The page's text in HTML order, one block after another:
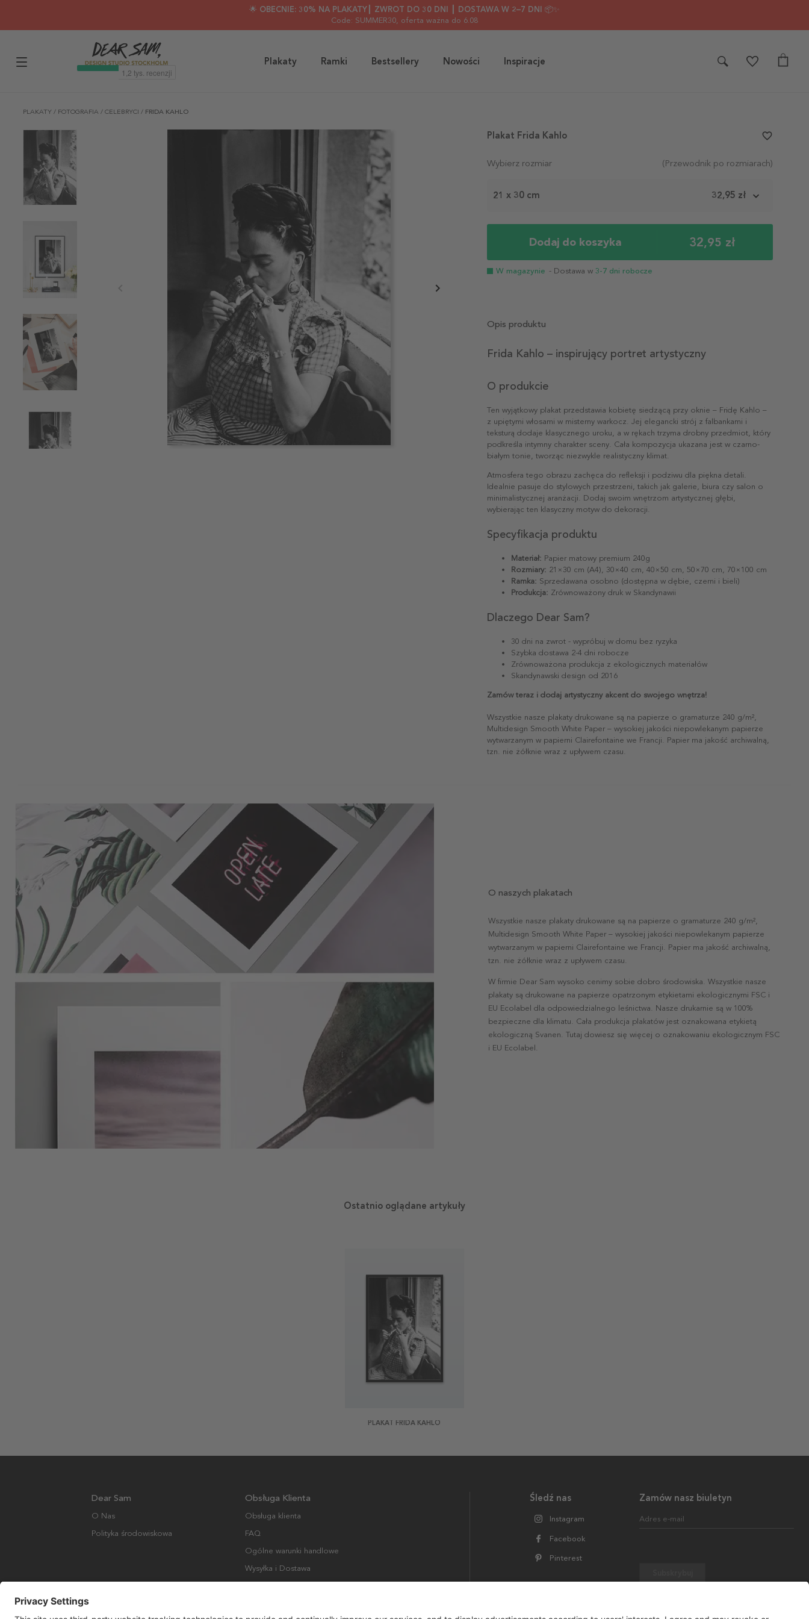
🌟 OBECNIE: 30% NA PLAKATY┃ ZWROT DO 30 DNI ┃ DOSTAWA W 2–7 DNI 📦✨
Code: SUMMER30, oferta ważna do 6.08
Plakaty Ramki Bestsellery Nowości Inspiracje
PLAKATY / FOTOGRAFIA / CELEBRYCI / FRIDA KAHLO
Wybierz rozmiar (Przewodnik po rozmiarach)
21 x 30 cm 32,95 zł
Dodaj do koszyka 32,95 zł
W magazynie - Dostawa w 3-7 dni robocze
Plakat Frida Kahlo favorite_border
Opis produktu
Frida Kahlo – inspirujący portret artystyczny
O produkcie
Ten wyjątkowy plakat przedstawia kobietę siedzącą przy oknie – Fridę Kahlo –
z upiętymi włosami w misterny warkocz. Jej elegancki strój z falbankami i
teksturą dodaje klasycznego uroku, a w rękach trzyma drobny przedmiot, który
podkreśla intymny charakter sceny. Cała kompozycja ukazana jest w czarno-
białym tonie, tworząc niezwykle realistyczny klimat.
Atmosfera tego obrazu zachęca do refleksji i podziwu dla piękna detali.
Idealnie pasuje do stylowych przestrzeni, takich jak galerie, biura czy salon o
minimalistycznej aranżacji. Dodaj swoim wnętrzom artystycznej głębi,
wybierając ten klasyczny motyw do dekoracji.
Specyfikacja produktu
Materiał: Papier matowy premium 240g
Rozmiary: 21×30 cm (A4), 30×40 cm, 40×50 cm, 50×70 cm, 70×100 cm
Ramka: Sprzedawana osobno (dostępna w dębie, czerni i bieli)
Produkcja: Zrównoważony druk w Skandynawii
Dlaczego Dear Sam?
30 dni na zwrot - wypróbuj w domu bez ryzyka
Szybka dostawa 2-4 dni robocze
Zrównoważona produkcja z ekologicznych materiałów
Skandynawski design od 2016
Zamów teraz i dodaj artystyczny akcent do swojego wnętrza!
Wszystkie nasze plakaty drukowane są na papierze o gramaturze 240 g/m²,
Multidesign Smooth White Paper – wysokiej jakości niepowlekanym papierze
wytwarzanym w papierni Clairefontaine we Francji. Papier ma jakość archiwalną,
tzn. nie żółknie wraz z upływem czasu.
O naszych plakatach
Wszystkie nasze plakaty drukowane są na papierze o gramaturze 240 g/m²,
Multidesign Smooth White Paper – wysokiej jakości niepowlekanym papierze
wytwarzanym w papierni Clairefontaine we Francji. Papier ma jakość archiwalną,
tzn. nie żółknie wraz z upływem czasu.
W firmie Dear Sam wysoko cenimy sobie dobro środowiska. Wszystkie nasze
plakaty są drukowane na papierze opatrzonym etykietami ekologicznymi FSC i
EU Ecolabel dla odpowiedzialnego leśnictwa. Nasze drukarnie są w 100%
bezpieczne dla klimatu. Cała produkcja plakatów jest oznakowana etykietą
ekologiczną Svanen. Tutaj dowiesz się więcej o oznakowaniu ekologicznym FSC
i EU Ecolabel.
Ostatnio oglądane artykuły
PLAKAT FRIDA KAHLO
Zamów nasz biuletyn
Adres e-mail
Śledź nas
Instagram
Facebook
Pinterest
Dear Sam
O Nas
Polityka środowiskowa
Obsługa Klienta
Obsługa klienta
FAQ
Ogólne warunki handlowe
Wysyłka i Dostawa